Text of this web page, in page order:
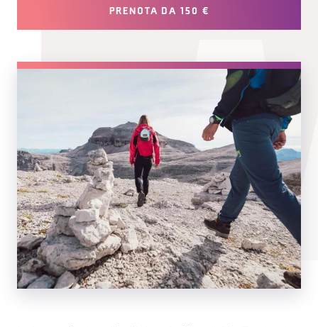
PRENOTA DA 150 €